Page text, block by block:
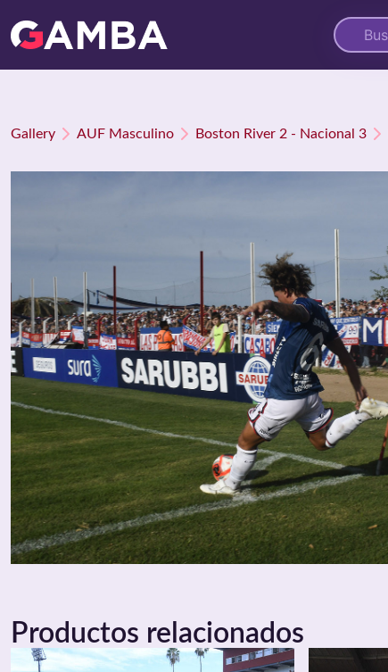
Gallery AUF Masculino Boston River 2 - Nacional 3
Productos relacionados